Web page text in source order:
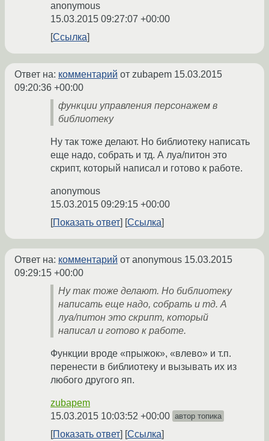
anonymous
15.03.2015 09:27:07 +00:00
Ссылка
Ответ на: комментарий от zubapem 15.03.2015
09:20:36 +00:00
функции управления персонажем в
библиотеку
Ну так тоже делают. Но библиотеку написать
еще надо, собрать и тд. А луа/питон это
скрипт, который написал и готово к работе.
anonymous
15.03.2015 09:29:15 +00:00
Показать ответ
Ссылка
Ответ на: комментарий от anonymous 15.03.2015
09:29:15 +00:00
Ну так тоже делают. Но библиотеку
написать еще надо, собрать и тд. А
луа/питон это скрипт, который
написал и готово к работе.
Функции вроде «прыжок», «влево» и т.п.
перенести в библиотеку и вызывать их из
любого другого яп.
zubapem
15.03.2015 10:03:52 +00:00 автор топика
Показать ответ Ссылка